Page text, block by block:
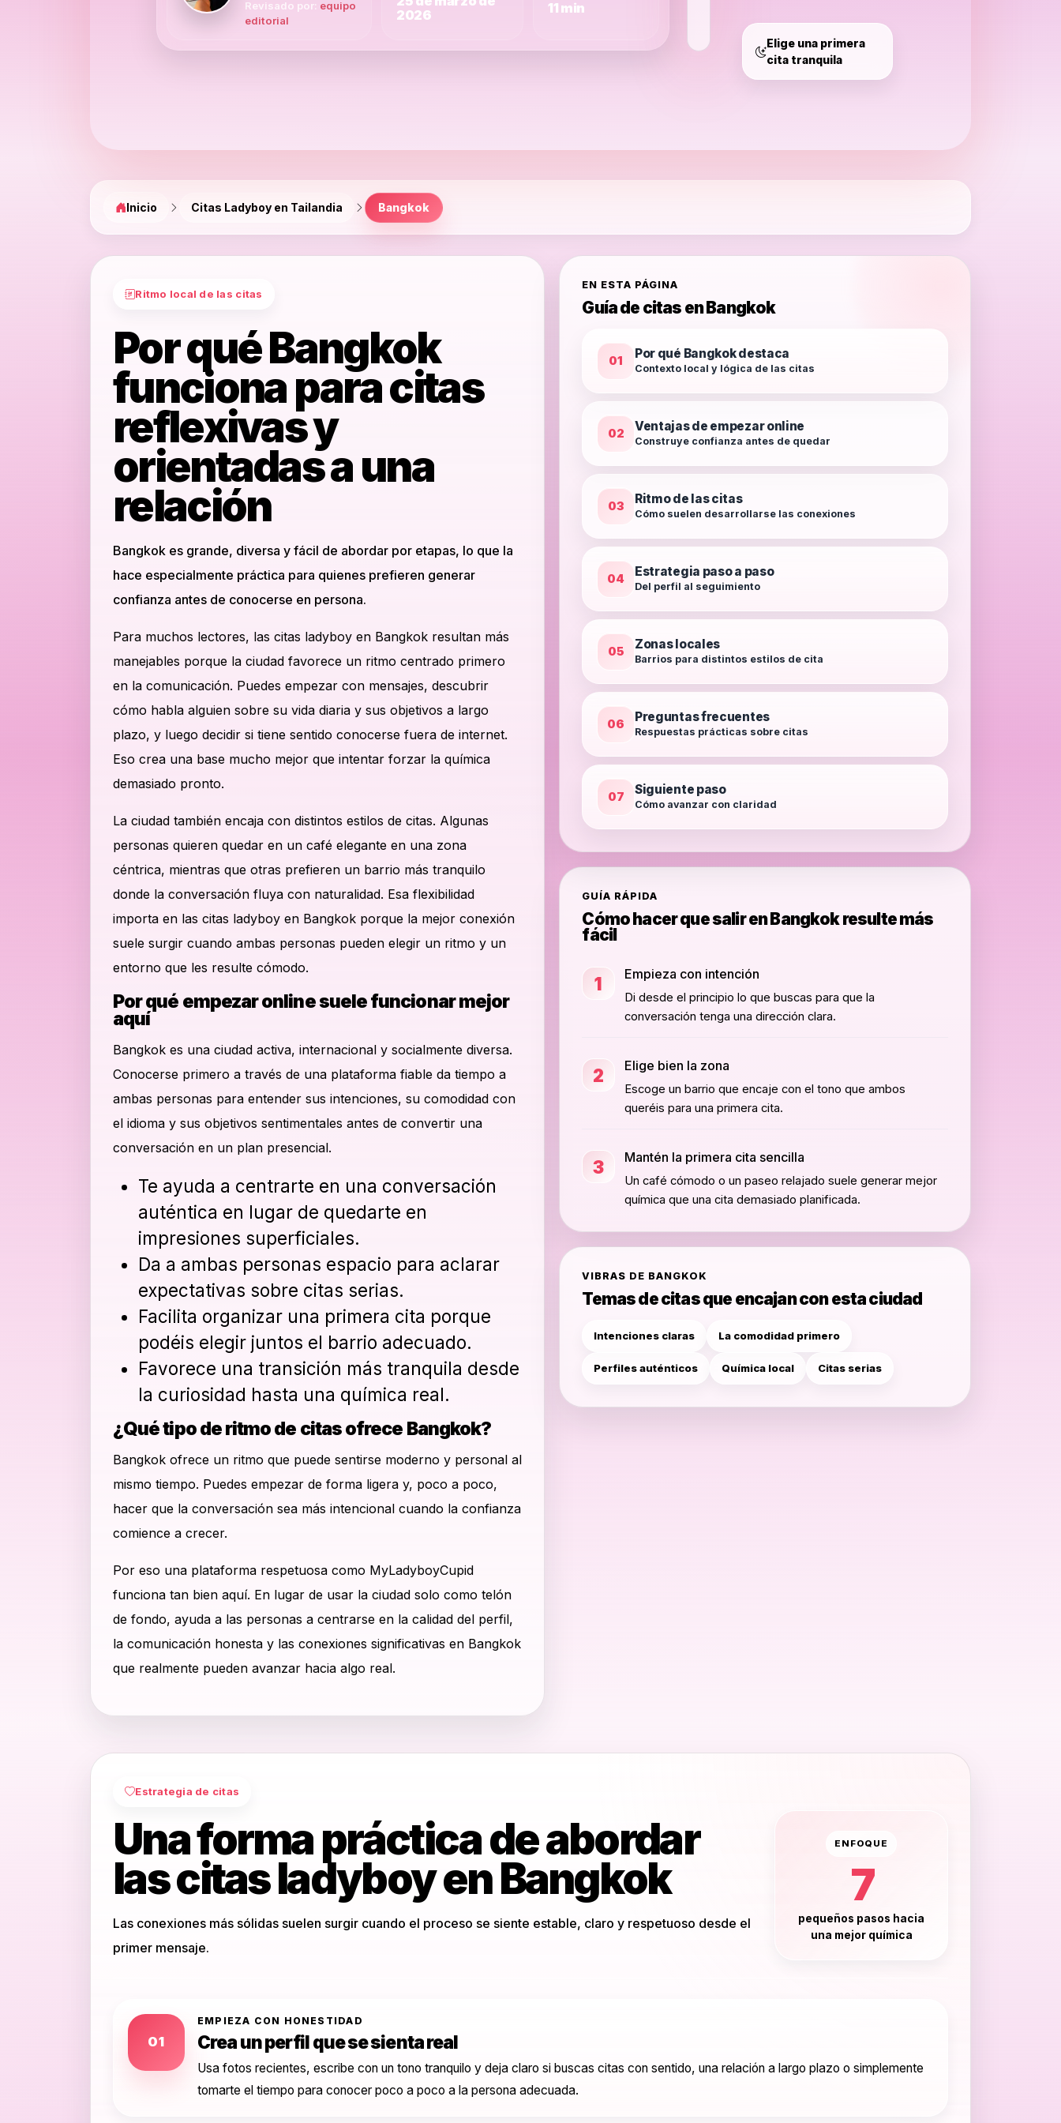
Revisado por: equipo
editorial
2026
11 min
Elige una primera
cita tranquila
Inicio Citas Ladyboy en Tailandia Bangkok
Ritmo local de las citas
Por qué Bangkok
funciona para citas
reflexivas y
orientadas a una
relación
Bangkok es grande, diversa y fácil de abordar por etapas, lo que la
hace especialmente práctica para quienes prefieren generar
confianza antes de conocerse en persona.
Para muchos lectores, las citas ladyboy en Bangkok resultan más
manejables porque la ciudad favorece un ritmo centrado primero
en la comunicación. Puedes empezar con mensajes, descubrir
cómo habla alguien sobre su vida diaria y sus objetivos a largo
plazo, y luego decidir si tiene sentido conocerse fuera de internet.
Eso crea una base mucho mejor que intentar forzar la química
demasiado pronto.
La ciudad también encaja con distintos estilos de citas. Algunas
personas quieren quedar en un café elegante en una zona
céntrica, mientras que otras prefieren un barrio más tranquilo
donde la conversación fluya con naturalidad. Esa flexibilidad
importa en las citas ladyboy en Bangkok porque la mejor conexión
suele surgir cuando ambas personas pueden elegir un ritmo y un
entorno que les resulte cómodo.
Por qué empezar online suele funcionar mejor
aquí
Bangkok es una ciudad activa, internacional y socialmente diversa.
Conocerse primero a través de una plataforma fiable da tiempo a
ambas personas para entender sus intenciones, su comodidad con
el idioma y sus objetivos sentimentales antes de convertir una
conversación en un plan presencial.
Te ayuda a centrarte en una conversación
auténtica en lugar de quedarte en
impresiones superficiales.
Da a ambas personas espacio para aclarar
expectativas sobre citas serias.
Facilita organizar una primera cita porque
podéis elegir juntos el barrio adecuado.
Favorece una transición más tranquila desde
la curiosidad hasta una química real.
¿Qué tipo de ritmo de citas ofrece Bangkok?
Bangkok ofrece un ritmo que puede sentirse moderno y personal al
mismo tiempo. Puedes empezar de forma ligera y, poco a poco,
hacer que la conversación sea más intencional cuando la confianza
comience a crecer.
Por eso una plataforma respetuosa como MyLadyboyCupid
funciona tan bien aquí. En lugar de usar la ciudad solo como telón
de fondo, ayuda a las personas a centrarse en la calidad del perfil,
la comunicación honesta y las conexiones significativas en Bangkok
que realmente pueden avanzar hacia algo real.
EN ESTA PÁGINA
Guía de citas en Bangkok
01 Por qué Bangkok destaca
Contexto local y lógica de las citas
02 Ventajas de empezar online
Construye confianza antes de quedar
03 Ritmo de las citas
Cómo suelen desarrollarse las conexiones
04 Estrategia paso a paso
Del perfil al seguimiento
05 Zonas locales
Barrios para distintos estilos de cita
06 Preguntas frecuentes
Respuestas prácticas sobre citas
07 Siguiente paso
Cómo avanzar con claridad
GUÍA RÁPIDA
Cómo hacer que salir en Bangkok resulte más
fácil
1 Empieza con intención
Di desde el principio lo que buscas para que la
conversación tenga una dirección clara.
2 Elige bien la zona
Escoge un barrio que encaje con el tono que ambos
queréis para una primera cita.
3 Mantén la primera cita sencilla
Un café cómodo o un paseo relajado suele generar mejor
química que una cita demasiado planificada.
VIBRAS DE BANGKOK
Temas de citas que encajan con esta ciudad
Intenciones claras La comodidad primero
Perfiles auténticos Química local Citas serias
Estrategia de citas
Una forma práctica de abordar
las citas ladyboy en Bangkok
Las conexiones más sólidas suelen surgir cuando el proceso se siente estable, claro y respetuoso desde el
primer mensaje.
ENFOQUE
7
pequeños pasos hacia
una mejor química
01
EMPIEZA CON HONESTIDAD
Crea un perfil que se sienta real
Usa fotos recientes, escribe con un tono tranquilo y deja claro si buscas citas con sentido, una relación a largo plazo o simplemente
tomarte el tiempo para conocer poco a poco a la persona adecuada.